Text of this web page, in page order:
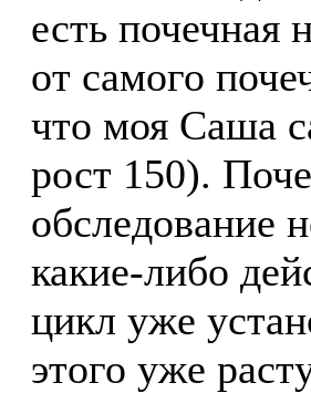
есть почечная
от самого
что моя Саша
рост 150).
обследование
какие-либо
цикл уже
этого уже